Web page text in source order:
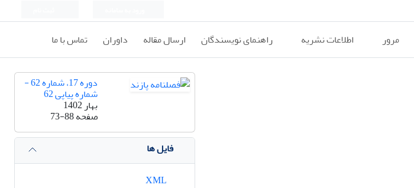
مرور اطلاعات نشریه راهنمای نویسندگان ارسال مقاله داوران تماس با ما
دوره 17، شماره 62 -
شماره پیاپی 62
بهار 1402
صفحه73-88
فایل ها